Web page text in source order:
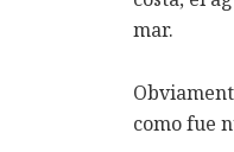
mar.
como fue